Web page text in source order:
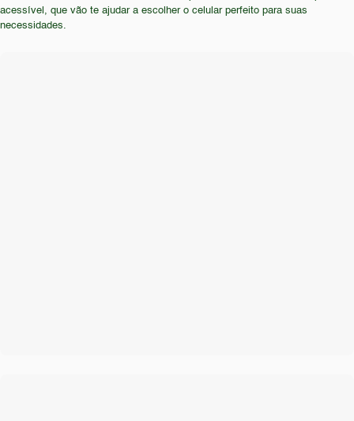
como Android, e busca a experiência mais
acessível, que vão te ajudar a escolher o celular perfeito para suas
necessidades.